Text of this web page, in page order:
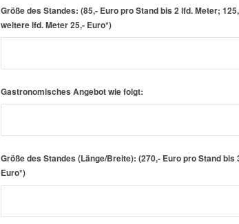
Größe des Standes: (85,- Euro pro Stand bis 2 lfd. Meter;
weitere lfd. Meter 25,- Euro*)
Gastronomisches Angebot wie folgt:
Größe des Standes (Länge/Breite): (270,- Euro pro Stand
Euro*)